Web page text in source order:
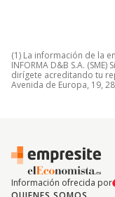
(1) La información de la
INFORMA D&B S.A.
dirígete acreditando tu
Avenida de Europa, 19,
Información ofrecida por